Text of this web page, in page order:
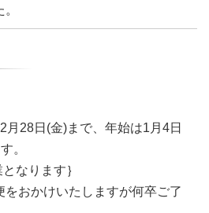
月28日(金)まで、年始は1月4日
。
なります｝
おかけいたしますが何卒ご了